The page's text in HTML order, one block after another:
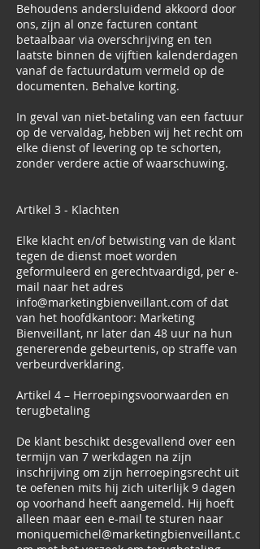
Behoudens andersluidend akkoord door
ons, zijn al onze facturen contant
betaalbaar via overschrijving en ten
laatste binnen de vijftien kalenderdagen
vanaf de factuurdatum vermeld op de
documenten. Behalve korting.
In geval van niet-betaling van een factuur
op de vervaldag, hebben wij het recht om
elke dienst of levering op te schorten,
zonder verdere actie of waarschuwing.
Artikel 3 - Klachten
Elke klacht en/of betwisting van de klant
tegen de dienst moet worden
geformuleerd en gerechtvaardigd, per e-
mail naar het adres
info@marketingbienveillant.com of dat
van het hoofdkantoor: Marketing
Bienveillant, nr later dan 48 uur na hun
genererende gebeurtenis, op straffe van
verbeurdverklaring.
Artikel 4 – Herroepingsvoorwaarden en
terugbetaling
De klant beschikt desgevallend over een
termijn van 7 werkdagen na zijn
inschrijving om zijn herroepingsrecht uit
te oefenen mits hij zich uiterlijk 9 dagen
op voorhand heeft aangemeld. Hij hoeft
alleen maar een e-mail te sturen naar
moniquemichel@marketingbienveillant.c